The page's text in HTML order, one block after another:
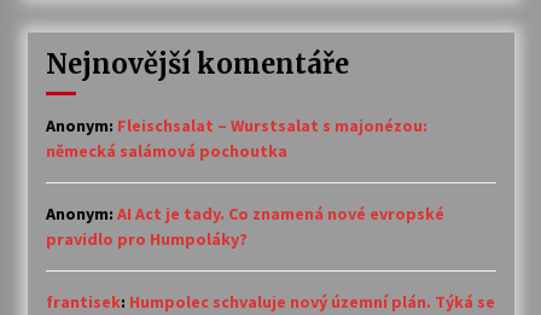
Nejnovější komentáře
Anonym: Fleischsalat – Wurstsalat s majonézou:
německá salámová pochoutka
Anonym: AI Act je tady. Co znamená nové evropské
pravidlo pro Humpoláky?
frantisek: Humpolec schvaluje nový územní plán. Týká se